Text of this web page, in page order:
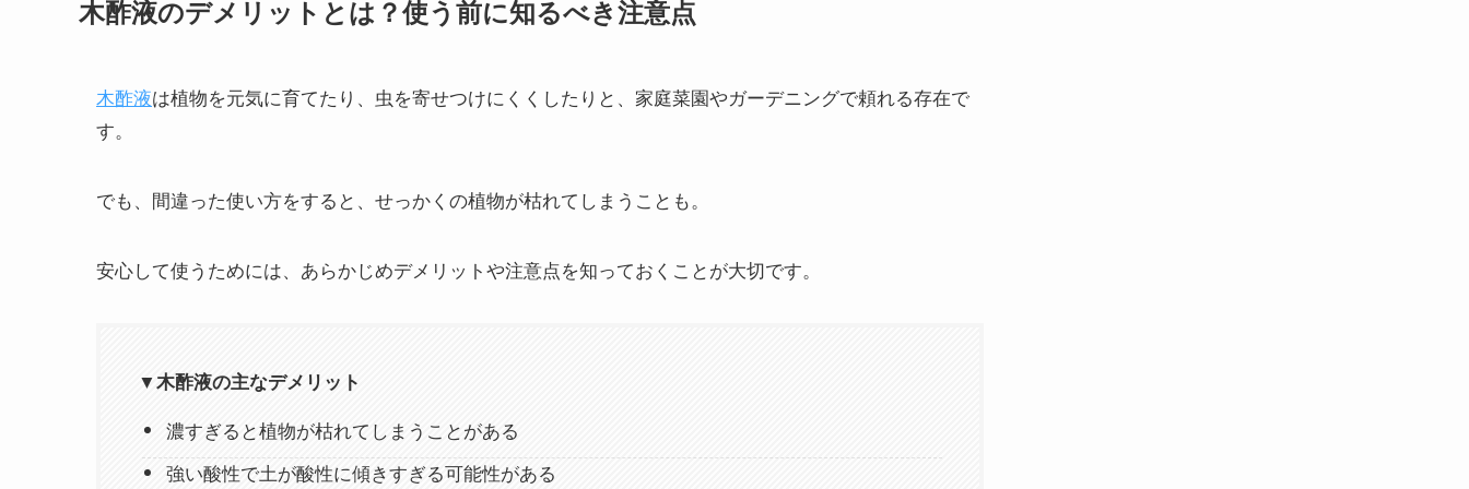
木酢液のデメリットとは？使う前に知るべき注意点
木酢液は植物を元気に育てたり、虫を寄せつけにくくしたりと、家庭菜園やガーデニングで頼れる存在で
す。
でも、間違った使い方をすると、せっかくの植物が枯れてしまうことも。
安心して使うためには、あらかじめデメリットや注意点を知っておくことが大切です。
▼木酢液の主なデメリット
濃すぎると植物が枯れてしまうことがある
強い酸性で土が酸性に傾きすぎる可能性がある